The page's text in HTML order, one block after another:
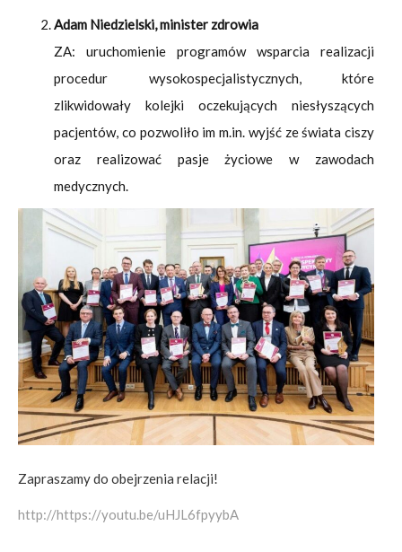
Adam Niedzielski, minister zdrowia
ZA: uruchomienie programów wsparcia realizacji
procedur wysokospecjalistycznych, które
zlikwidowały kolejki oczekujących niesłyszących
pacjentów, co pozwoliło im m.in. wyjść ze świata ciszy
oraz realizować pasje życiowe w zawodach
medycznych.
Zapraszamy do obejrzenia relacji!
http://https://youtu.be/uHJL6fpyybA